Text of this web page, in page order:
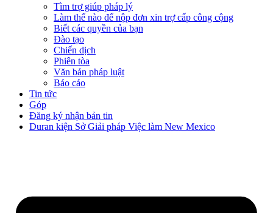
Tìm trợ giúp pháp lý
Làm thế nào để nộp đơn xin trợ cấp công cộng
Biết các quyền của bạn
Đào tạo
Chiến dịch
Phiên tòa
Văn bản pháp luật
Báo cáo
Tin tức
Góp
Đăng ký nhận bản tin
Duran kiện Sở Giải pháp Việc làm New Mexico